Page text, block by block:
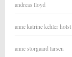
andreas lloyd
anne katrine kehler holst
anne storgaard larsen